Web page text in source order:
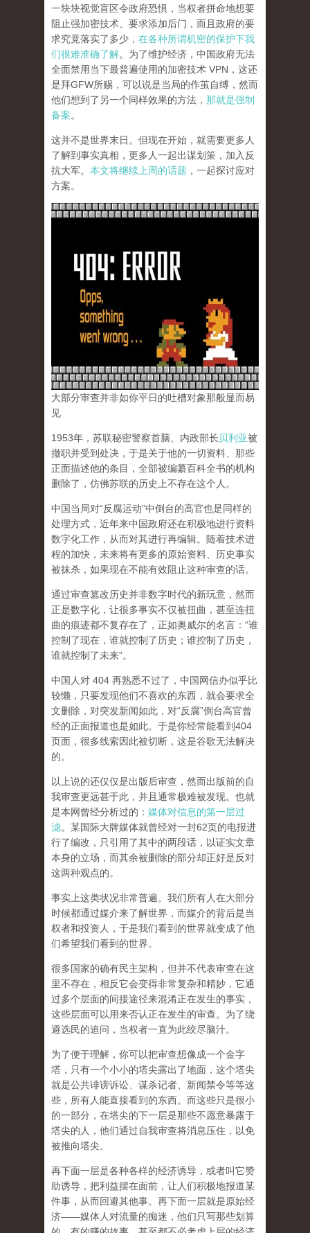
一块块视觉盲区令政府恐惧，当权者拼命地想要
阻止强加密技术、要求添加后门，而且政府的要
求究竟落实了多少， 在各种所谓机密的保护下我
们很难准确了解。为了维护经济，中国政府无法
全面禁用当下最普遍使用的加密技术 VPN，这还
是拜GFW所赐，可以说是当局的作茧自缚，然而
他们想到了另一个同样效果的方法， 那就是强制
备案。
这并不是世界末日。但现在开始，就需要更多人
了解到事实真相，更多人一起出谋划策，加入反
抗大军。 本文将继续上周的话题 ，一起探讨应对
方案。
大部分审查并非如你平日的吐槽对象那般显而易
见
1953年，苏联秘密警察首脑、内政部长贝利亚被
撤职并受到处决，于是关于他的一切资料、那些
正面描述他的条目，全部被编纂百科全书的机构
删除了，仿佛苏联的历史上不存在这个人。
中国当局对“反腐运动”中倒台的高官也是同样的
处理方式，近年来中国政府还在积极地进行资料
数字化工作，从而对其进行再编辑。随着技术进
程的加快，未来将有更多的原始资料、历史事实
被抹杀，如果现在不能有效阻止这种审查的话。
通过审查篡改历史并非数字时代的新玩意，然而
正是数字化，让很多事实不仅被扭曲，甚至连扭
曲的痕迹都不复存在了，正如奥威尔的名言：“谁
控制了现在，谁就控制了历史；谁控制了历史，
谁就控制了未来”。
中国人对 404 再熟悉不过了，中国网信办似乎比
较懒，只要发现他们不喜欢的东西，就会要求全
文删除，对突发新闻如此，对“反腐”倒台高官曾
经的正面报道也是如此。于是你经常能看到404
页面， 很多线索因此被切断，这是谷歌无法解决
的。
以上说的还仅仅是出版后审查，然而出版前的自
我审查更远甚于此，并且通常极难被发现。 也就
是本网曾经分析过的： 媒体对信息的第一层过
滤。某国际大牌媒体就曾经对一封62页的电报进
行了编改，只引用了其中的两段话，以证实文章
本身的立场，而其余被删除的部分却正好是反对
这两种观点的。
事实上这类状况非常普遍。我们所有人在大部分
时候都通过媒介来了解世界，而媒介的背后是当
权者和投资人，于是我们看到的世界就变成了他
们希望我们看到的世界。
很多国家的确有民主架构，但并不代表审查在这
里不存在，相反它会变得非常复杂和精妙，它通
过多个层面的间接途径来混淆正在发生的事实，
这些层面可以用来否认正在发生的审查。为了绕
避选民的追问，当权者一直为此绞尽脑汁。
为了便于理解，你可以把审查想像成一个金字
塔，只有一个小小的塔尖露出了地面，这个塔尖
就是公共诽谤诉讼、谋杀记者、新闻禁令等等这
些，所有人能直接看到的东西。而这些只是很小
的一部分，在塔尖的下一层是那些不愿意暴露于
塔尖的人，他们通过自我审查将消息压住，以免
被推向塔尖。
再下面一层是各种各样的经济诱导，或者叫它赞
助诱导，把利益摆在面前，让人们积极地报道某
件事，从而回避其他事。再下面一层就是原始经
济——媒体人对流量的痴迷，他们只写那些划算